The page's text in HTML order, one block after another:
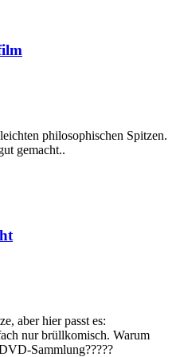
philosophischen Spitzen.
gemacht..
aber hier passt es:
nur brüllkomisch. Warum
Sammlung?????